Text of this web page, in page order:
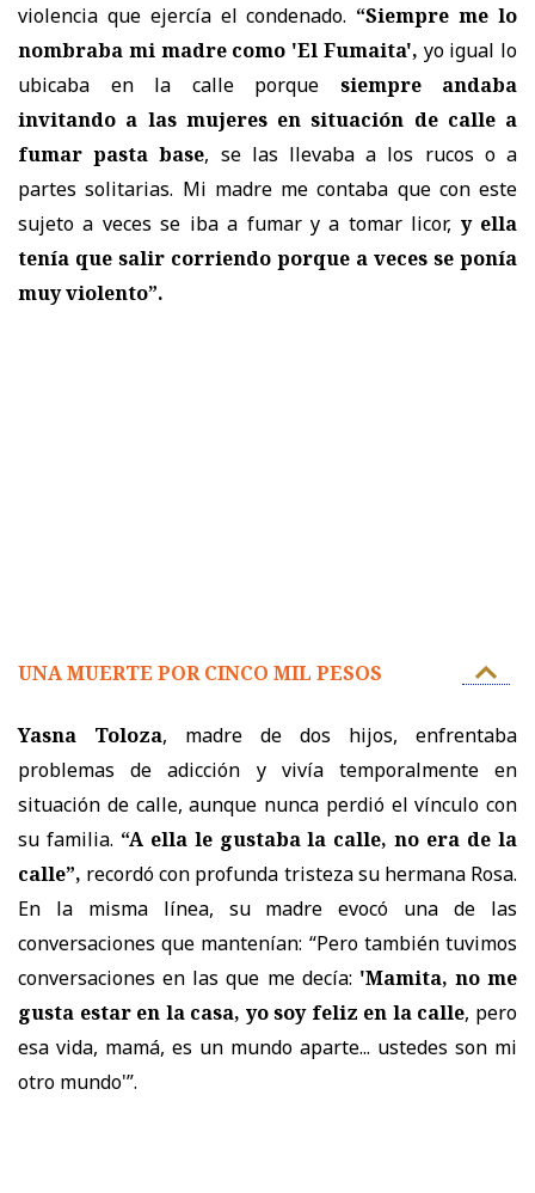
violencia que ejercía el condenado. “Siempre me lo
nombraba mi madre como 'El Fumaita', yo igual lo
ubicaba en la calle porque siempre andaba
invitando a las mujeres en situación de calle a
fumar pasta base, se las llevaba a los rucos o a
partes solitarias. Mi madre me contaba que con este
sujeto a veces se iba a fumar y a tomar licor, y ella
tenía que salir corriendo porque a veces se ponía
muy violento”.
UNA MUERTE POR CINCO MIL PESOS
Yasna Toloza, madre de dos hijos, enfrentaba
problemas de adicción y vivía temporalmente en
situación de calle, aunque nunca perdió el vínculo con
su familia. “A ella le gustaba la calle, no era de la
calle”, recordó con profunda tristeza su hermana Rosa.
En la misma línea, su madre evocó una de las
conversaciones que mantenían: “Pero también tuvimos
conversaciones en las que me decía: 'Mamita, no me
gusta estar en la casa, yo soy feliz en la calle, pero
esa vida, mamá, es un mundo aparte... ustedes son mi
otro mundo'”.